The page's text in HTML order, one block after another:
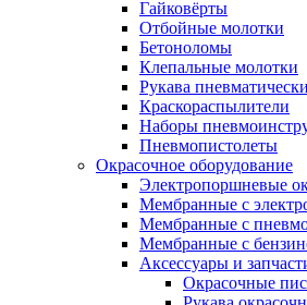
Гайковёрты
Отбойные молотки
Бетоноломы
Клепальные молотки
Рукава
Краскораспылители
Наборы
Пневмопистолеты
Окрасочное оборудование
Электропоршневые
Мембранные с
Мембранные с
Мембранные с
Аксессуары и
Окрасочные